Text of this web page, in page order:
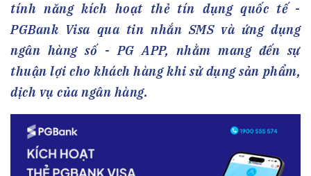
tính năng kích hoạt thẻ tín dụng quốc tế -
PGBank Visa qua tin nhắn SMS và ứng dụng
ngân hàng số - PG APP, nhằm mang đến sự
thuận lợi cho khách hàng khi sử dụng sản phẩm,
dịch vụ của ngân hàng.